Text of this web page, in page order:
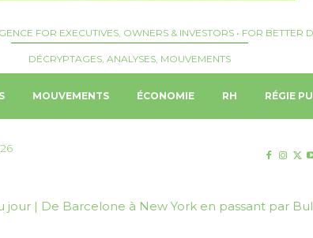
FOR EXECUTIVES, OWNERS & INVESTORS • FOR BETTER
DÉCRYPTAGES, ANALYSES, MOUVEMENTS
MOUVEMENTS ÉCONOMIE RH RÉGIE
| De Barcelone à New York en passant par
nommé General Manager de TRIBE Living